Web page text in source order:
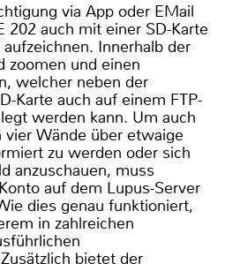
via App oder EMail
202 auch mit einer SD-Karte
Innerhalb der
zoomen und einen
welcher neben der
Karte auch auf einem FTP-
werden kann. Um auch
Wände über etwaige
zu werden oder sich
anzuschauen, muss
auf dem Lupus-Server
dies genau funktioniert,
in zahlreichen
bietet der